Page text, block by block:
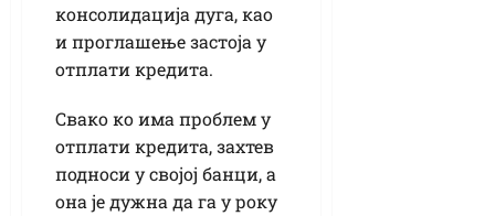
консолидација дуга, као
и проглашење застоја у
отплати кредита.
Свако ко има проблем у
отплати кредита, захтев
подноси у својој банци, а
она је дужна да га у року